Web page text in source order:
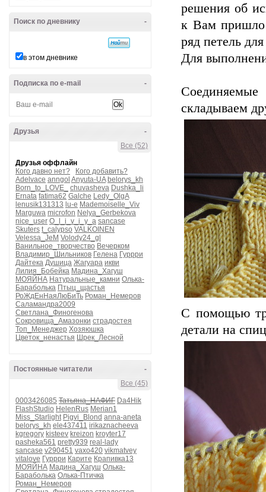
-
Поиск по дневнику
в этом дневнике
-
Подписка по e-mail
-
Друзья
Все (52)
Друзья оффлайн
Кого давно нет?
Кого добавить?
Adelvace anngol Anyuta-UA belorys_kh
Born_to_LOVE_
chuvasheva Dushka_li
Ernata fatima62 Galche Ledy_OlgA
lenusik131313 lu-e Mademoiselle_Viv
Marguwa microfon Nelya_Gerbekova
nice_user O_l_i_v_i_y_a sancase
Skuters t_calypso VALKOINEN
Velessa_JeM Volody24_gl
Ванильное_творчество Вечерком
Владимир_Шильников Гелена Гуррри
Дайтека Душица Жагуара икви
Лилия_Бобейка Мадина_Хагуш
МОЯЙНА Натуральные_камни Олька-
Бараболька Птыц_щастья
РоЖдЕнНаяЛюБиТь Роман_Немеров
Саламандра2009
Светлана_Финогенова
Сокровища_Амазонки страдостея
Топ_Менеджер Хозяюшка
Цветок_ненастья Шрек_Лесной
-
Постоянные читатели
Все (45)
0003426085 Татьяна_НАФИГ Da4Hik
FlashStudio HelenRus Merian1
Miss_Starlight Pigvi_Blond anna-aneta
belorys_kh ele437411 irikaznacheeva
kgregory kisteev kreizon kroyter17
pasheka561 pretty939 real-lady
sancase v290451 vaxo420 vikmatvey
vitalove Гуррри Карите Крапивка13
МОЯЙНА Мадина_Хагуш Олька-
Бараболька Олька-Птичка
Роман_Немеров
решения об
к Вам пришло
ряд петель
Для
складываем
С помощью
детали на